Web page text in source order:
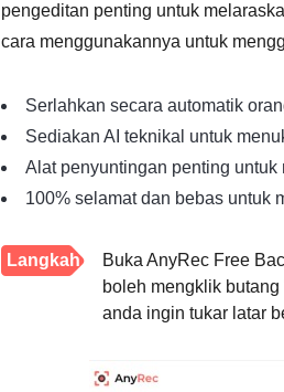
pengeditan penting untuk
cara menggunakannya untuk
Serlahkan secara automatik
Sediakan AI teknikal untuk
Alat penyuntingan penting
100% selamat dan bebas untuk
Langkah
Buka AnyRec Free
boleh mengklik
anda ingin tukar latar